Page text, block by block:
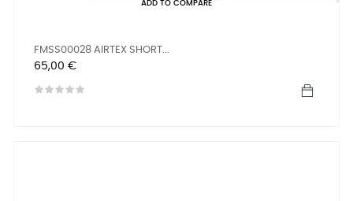
ADD TO COMPARE
FMSS00028 AIRTEX SHORT...
Prix
65,00 €